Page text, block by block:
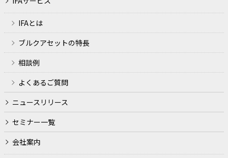
利用目的
ファイナンシャルプランナー業務、金融商品仲介業、生損
保代理店業務の遂行のため
各種セミナーの開催、金融商品の勧誘やサービス申込の受
付のため
犯罪による収益の移転防止に関する法律に基づくご本人さ
まの確認等や、金融サービスをご利用いただく資格等の確
認のため
取引や取引等における期日管理等、継続的なお取引におけ
IFAとは
ブルクアセットの特長
相談例
よくあるご質問
ニュースリリース
セミナー一覧
会社案内